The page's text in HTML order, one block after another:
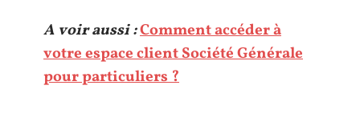
A voir aussi :Comment accéder à
votre espace client Société Générale
pour particuliers ?